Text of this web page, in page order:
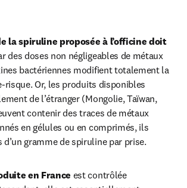
la spiruline proposée à l’officine doit
des doses non négligeables de métaux
bactériennes modifient totalement la
risque. Or, les produits disponibles
de l’étranger (Mongolie, Taïwan,
contenir des traces de métaux
en gélules ou en comprimés, ils
gramme de spiruline par prise.
en France est contrôlée